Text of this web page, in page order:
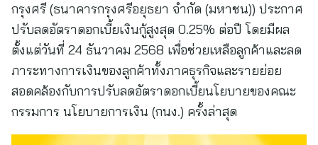
กรุงศรี (ธนาคารกรุงศรีอยุธยา จำกัด (มหาชน)) ประกาศ
ปรับลดอัตราดอกเบี้ยเงินกู้สูงสุด 0.25% ต่อปี โดยมีผล
ตั้งแต่วันที่ 24 ธันวาคม 2568 เพื่อช่วยเหลือลูกค้าและลด
ภาระทางการเงินของลูกค้าทั้งภาคธุรกิจและรายย่อย
สอดคล้องกับการปรับลดอัตราดอกเบี้ยนโยบายของคณะ
กรรมการ นโยบายการเงิน (กนง.) ครั้งล่าสุด